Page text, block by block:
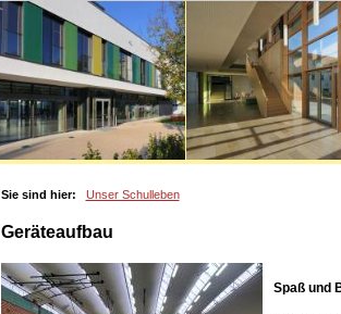
Sie sind hier: Unser Schulleben
Geräteaufbau
Spaß und